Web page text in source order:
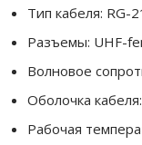
Тип кабеля: RG-
Разъемы: UHF-
Волновое
Оболочка
Рабочая